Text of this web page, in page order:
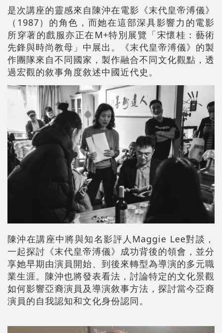
是次講座的靈感來自陳沖在電影《末代皇帝溥儀》
（1987）的角色，而她在這部深具影響力的電影
所穿著的戲服亦正在M+特別展覽「宋懷桂：藝術
先鋒與時尚教母」中展出。《末代皇帝溥儀》的製
作團隊來自不同國家，製作融合不同文化觀點，透
過宏觀的敘事角度敘述中國近代史。
陳沖在講座中將與知名影評人Maggie Lee對談，
一起探討《末代皇帝溥儀》成功背後的領會，並分
享她早期由演員開始、到後來轉型為導演的多元職
業生涯。陳沖也將發表看法，討論特定的文化景觀
如何影響亞裔演員及導演敘事方法，探討當今亞裔
演員的自我認知和文化身份認同。